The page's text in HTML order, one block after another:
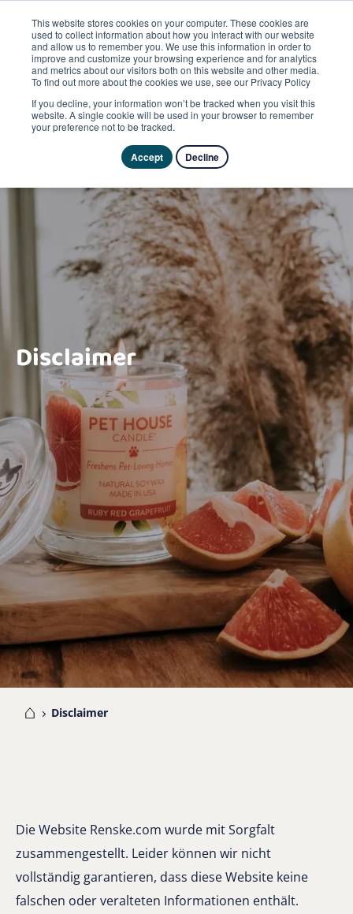
This website stores cookies on your computer. These cookies are
used to collect information about how you interact with our website
and allow us to remember you. We use this information in order to
improve and customize your browsing experience and for analytics
and metrics about our visitors both on this website and other media.
To find out more about the cookies we use, see our Privacy Policy
If you decline, your information won’t be tracked when you visit this
website. A single cookie will be used in your browser to remember
your preference not to be tracked.
Accept Decline
Disclaimer
Disclaimer
Die Website Renske.com wurde mit Sorgfalt
zusammengestellt. Leider können wir nicht
vollständig garantieren, dass diese Website keine
falschen oder veralteten Informationen enthält.